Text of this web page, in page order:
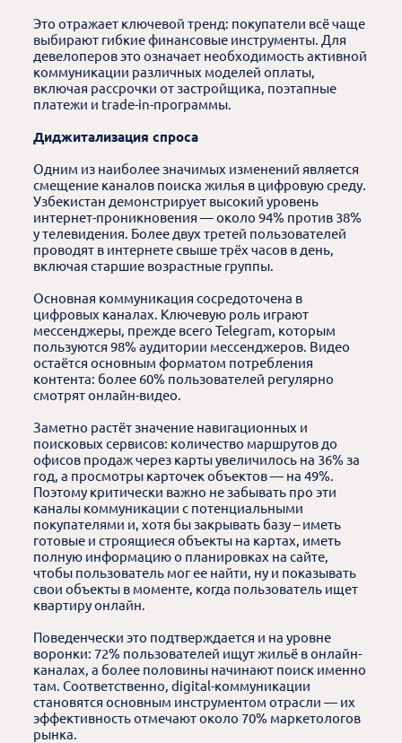
Это отражает ключевой тренд: покупатели всё чаще
выбирают гибкие финансовые инструменты. Для
девелоперов это означает необходимость активной
коммуникации различных моделей оплаты,
включая рассрочки от застройщика, поэтапные
платежи и trade-in-программы.
Диджитализация спроса
Одним из наиболее значимых изменений является
смещение каналов поиска жилья в цифровую среду.
Узбекистан демонстрирует высокий уровень
интернет-проникновения — около 94% против 38%
у телевидения. Более двух третей пользователей
проводят в интернете свыше трёх часов в день,
включая старшие возрастные группы.
Основная коммуникация сосредоточена в
цифровых каналах. Ключевую роль играют
мессенджеры, прежде всего Telegram, которым
пользуются 98% аудитории мессенджеров. Видео
остаётся основным форматом потребления
контента: более 60% пользователей регулярно
смотрят онлайн-видео.
Заметно растёт значение навигационных и
поисковых сервисов: количество маршрутов до
офисов продаж через карты увеличилось на 36% за
год, а просмотры карточек объектов — на 49%.
Поэтому критически важно не забывать про эти
каналы коммуникации с потенциальными
покупателями и, хотя бы закрывать базу – иметь
готовые и строящиеся объекты на картах, иметь
полную информацию о планировках на сайте,
чтобы пользователь мог ее найти, ну и показывать
свои объекты в моменте, когда пользователь ищет
квартиру онлайн.
Поведенчески это подтверждается и на уровне
воронки: 72% пользователей ищут жильё в онлайн-
каналах, а более половины начинают поиск именно
там. Соответственно, digital-коммуникации
становятся основным инструментом отрасли — их
эффективность отмечают около 70% маркетологов
рынка.